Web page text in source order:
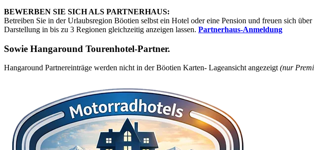
BEWERBEN SIE SICH ALS PARTNERHAUS:
Betreiben Sie in der Urlaubsregion Böotien selbst ein Hotel oder eine Pension und freuen sich
Darstellung in bis zu 3 Regionen gleichzeitig anzeigen lassen. Partnerhaus-Anmeldung
Sowie Hangaround Tourenhotel-Partner.
Hangaround Partnereinträge werden nicht in der Böotien Karten- Lageansicht angezeigt(nur